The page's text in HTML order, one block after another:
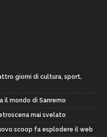
giorni di cultura, sport,
il mondo di Sanremo
mai svelato
scoop fa esplodere il web